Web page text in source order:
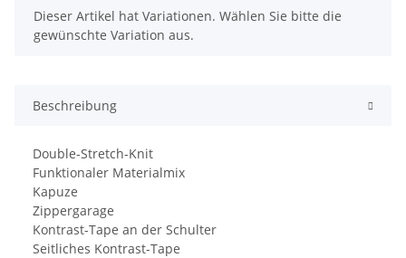
x
Dieser Artikel hat Variationen. Wählen Sie bitte die
gewünschte Variation aus.
Beschreibung
Double-Stretch-Knit
Funktionaler Materialmix
Kapuze
Zippergarage
Kontrast-Tape an der Schulter
Seitliches Kontrast-Tape